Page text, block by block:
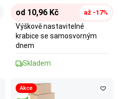
od 10,96 Kč až -17%
Výškově nastavitelné
krabice se samosvorným
dnem
Skladem
Akce